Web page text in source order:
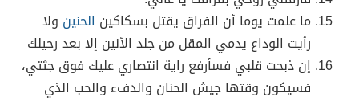
ما علمت يوما أن الفراق يقتل بسكاكين الحنين ولا
رأيت الوداع يدمي المقل من جلد الأنين إلا بعد رحيلك
إن ذبحت قلبي فسأرفع راية انتصاري عليك فوق جثتي،
فسيكون وقتها جيش الحنان والدفء والحب الذي